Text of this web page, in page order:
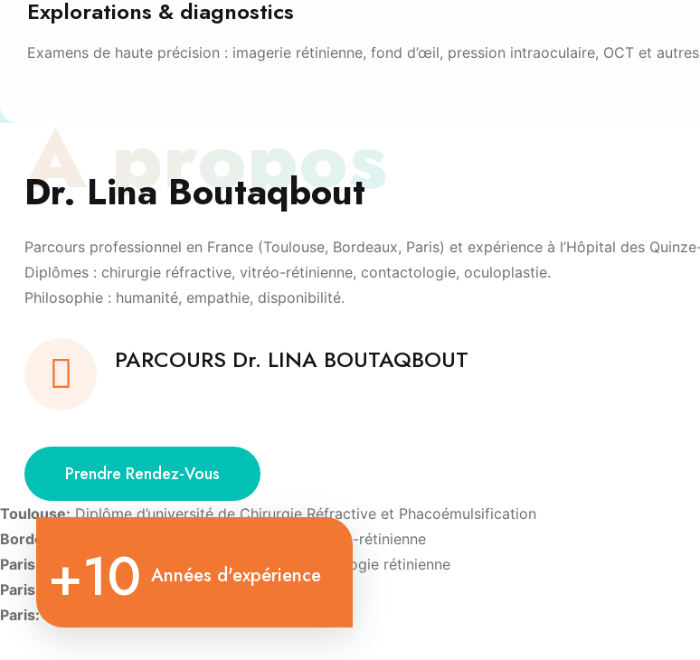
Explorations & diagnostics
Examens de haute précision : imagerie rétinienne, fond d’œil, pression intraoculaire, OCT et
À propos
Dr. Lina Boutaqbout
Parcours professionnel en France (Toulouse, Bordeaux, Paris) et expérience à l’Hôpital des
Diplômes : chirurgie réfractive, vitréo-rétinienne, contactologie, oculoplastie.
Philosophie : humanité, empathie, disponibilité.
PARCOURS Dr. LINA BOUTAQBOUT
Prendre Rendez-Vous
Toulouse:Diplôme d’université de Chirurgie Réfractive et Phacoémulsification
Bordeaux:
Diplôme d’Université de Chirurgie vitréo-rétinienne
Paris:
Diplôme d’Université d’Imagerie et de pathologie rétinienne
Paris:
Diplôme d’Université de Contactologie.
Paris:Diplôme d’oculoplastie esthétique
+10 Années d'expérience